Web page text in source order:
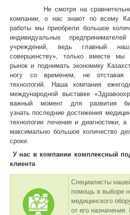
Не смотря на сравнительно
компании, о нас знают по всему
работы мы приобрели большое
индивидуальных
учреждений, ведь главный
совершенству», только вместе мы
рынок и поднимать экономику
ногу со временем, не отставая
технологий. Наша компания
международной выставке
важный момент для развития
узнать последние достижения
технологии лечения и диагностики,
максимально большое количество
сроки.
У нас в компании комплексный
клиента
Специалисты
помощь в выборе
медицинского
от его